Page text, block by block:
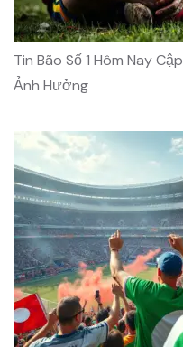
Tin Bão Số 1 Hôm Nay
Ảnh Hưởng